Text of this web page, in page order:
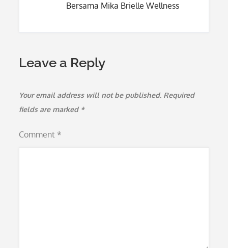
Bersama Mika Brielle Wellness
Leave a Reply
Your email address will not be published. Required
fields are marked *
Comment *